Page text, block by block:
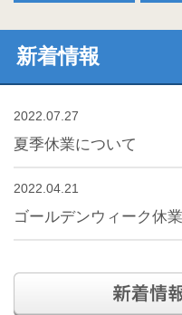
新着情報
2022.07.27
夏季休業について
2022.04.21
ゴールデンウィーク休